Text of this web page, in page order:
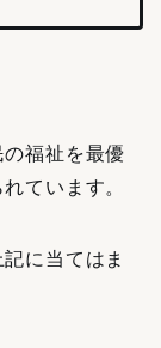
福祉を最優
ています。
に当てはま